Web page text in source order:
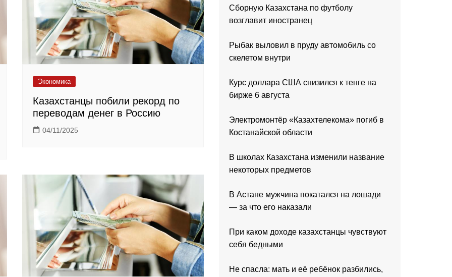
Экономика
Казахстанцы побили рекорд по
переводам денег в Россию
04/11/2025
Сборную Казахстана по футболу
возглавит иностранец
Рыбак выловил в пруду автомобиль со
скелетом внутри
Курс доллара США снизился к тенге на
бирже 6 августа
Электромонтёр «Казахтелекома» погиб в
Костанайской области
В школах Казахстана изменили название
некоторых предметов
В Астане мужчина покатался на лошади
— за что его наказали
При каком доходе казахстанцы чувствуют
себя бедными
Не спасла: мать и её ребёнок разбились,